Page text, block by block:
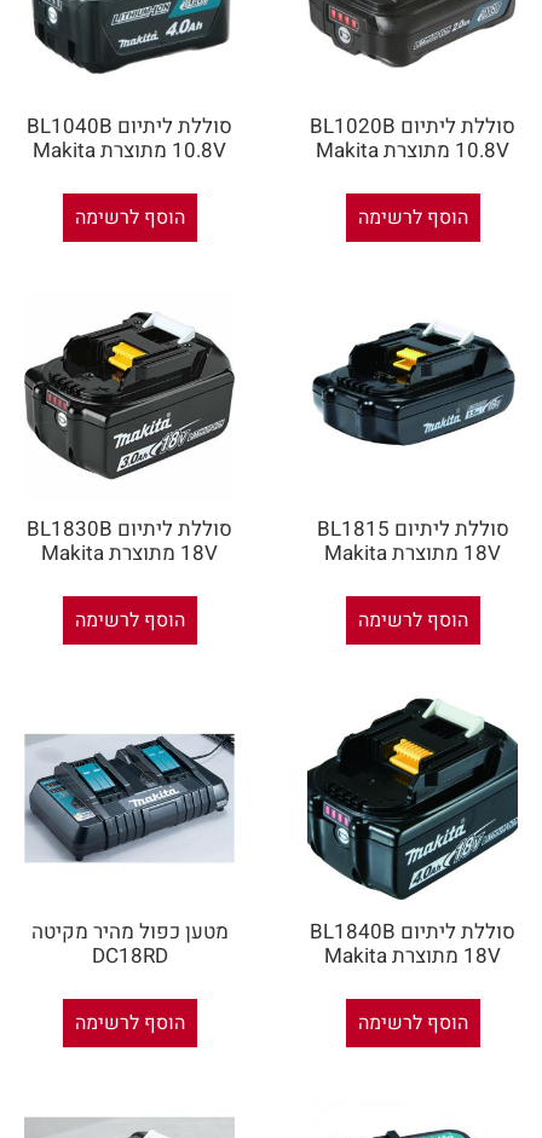
סוללת ליתיום BL1020B
10.8V מתוצרת Makita
הוסף לרשימה
סוללת ליתיום BL1040B
10.8V מתוצרת Makita
הוסף לרשימה
סוללת ליתיום BL1815
18V מתוצרת Makita
הוסף לרשימה
סוללת ליתיום BL1830B
18V מתוצרת Makita
הוסף לרשימה
סוללת ליתיום BL1840B
18V מתוצרת Makita
הוסף לרשימה
מטען כפול מהיר מקיטה
DC18RD
הוסף לרשימה